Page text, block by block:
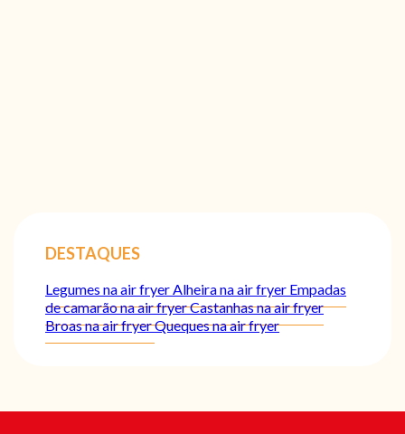
DESTAQUES
Legumes na air fryer Alheira na air fryer Empadas
de camarão na air fryerCastanhas na air fryer
Broas na air fryerQueques na air fryer